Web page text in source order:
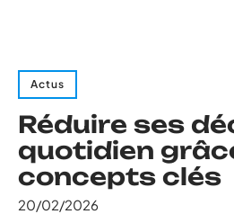
Actus
Réduire ses
quotidien
concepts clés
20/02/2026